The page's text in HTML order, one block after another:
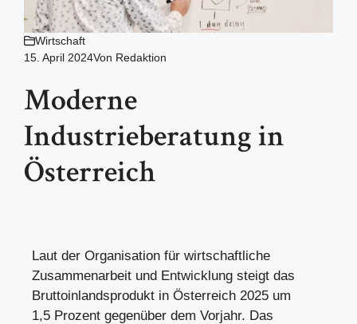
Wirtschaft
15. April 2024Von Redaktion
Moderne
Industrieberatung in
Österreich
Laut der Organisation für wirtschaftliche
Zusammenarbeit und Entwicklung steigt das
Bruttoinlandsprodukt in Österreich 2025 um
1,5 Prozent gegenüber dem Vorjahr. Das